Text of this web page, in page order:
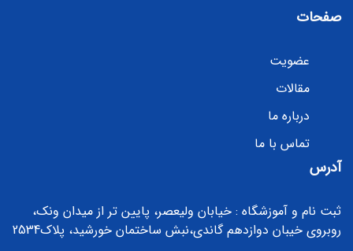
صفحات
عضویت
مقالات
درباره ما
تماس با ما
آدرس
ثبت نام و آموزشگاه : خیابان ولیعصر، پایین تر از میدان ونک،
روبروی خیبان دوازدهم گاندی،نبش ساختمان خورشید، پلاک2534